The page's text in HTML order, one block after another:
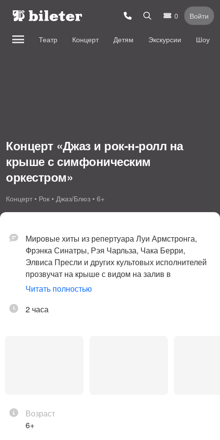
0 Войти
Театр Концерт Детям Экскурсии Шоу
Концерт «Джаз и рок-н-ролл на
крыше с симфоническим
оркестром»
Концерт • Рок • Джаз/Блюз • 6+
Мировые хиты из репертуара Луи Армстронга,
Фрэнка Синатры, Рэя Чарльза, Чака Берри,
Элвиса Пресли и других культовых исполнителей
прозвучат на крыше с видом на залив в
исполнении лучших джазовых музыкантов города
"Blues Suede Shoes" и многие другие хиты.
Читать полностью
2 часа
Возраст
6+